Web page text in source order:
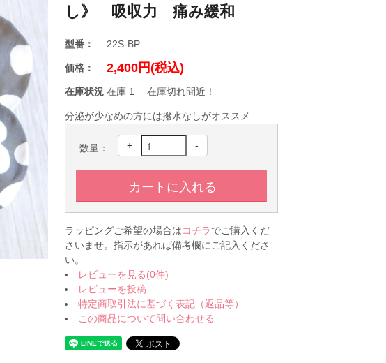
し》 吸収力 痛み緩和
型番： 22S-BP
価格： 2,400円(税込)
在庫状況 在庫 1 在庫切れ間近！
分泌が少なめの方には撥水なしがオススメ
数量： + -
ラッピングご希望の場合はコチラでご購入くだ
さいませ。指示があれば備考欄にご記入くださ
い。
レビューを見る(0件)
レビューを投稿
特定商取引法に基づく表記（返品等）
この商品について問い合わせる